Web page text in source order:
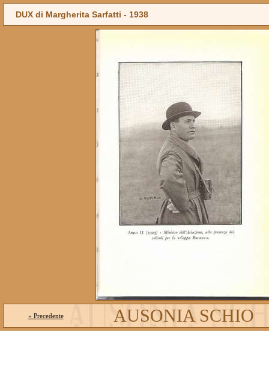
DUX di Margherita Sarfatti - 1938
« Precedente AUSONIA SCHIO